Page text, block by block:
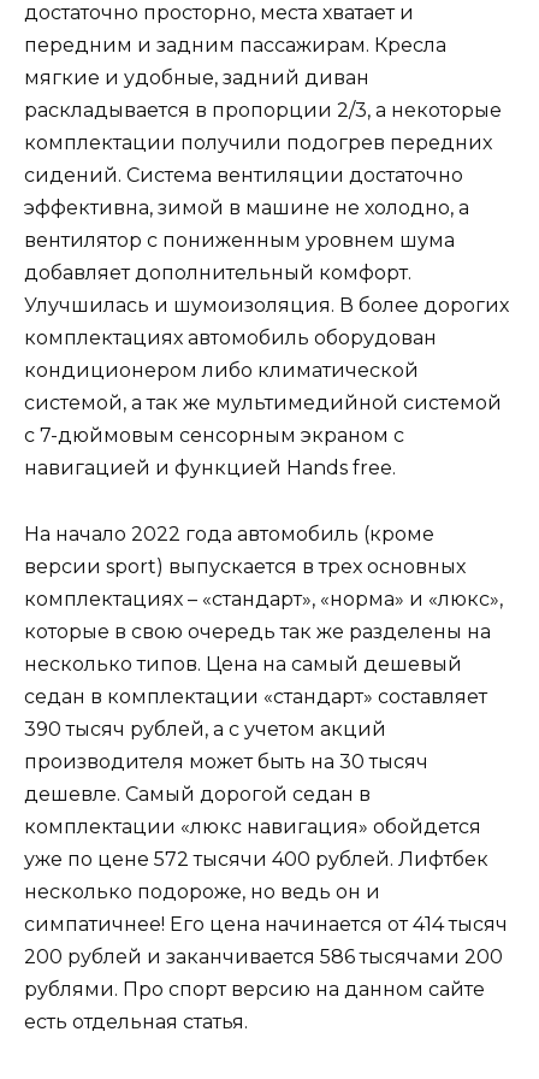
достаточно просторно, места хватает и
передним и задним пассажирам. Кресла
мягкие и удобные, задний диван
раскладывается в пропорции 2/3, а некоторые
комплектации получили подогрев передних
сидений. Система вентиляции достаточно
эффективна, зимой в машине не холодно, а
вентилятор с пониженным уровнем шума
добавляет дополнительный комфорт.
Улучшилась и шумоизоляция. В более дорогих
комплектациях автомобиль оборудован
кондиционером либо климатической
системой, а так же мультимедийной системой
с 7-дюймовым сенсорным экраном с
навигацией и функцией Hands free.
На начало 2022 года автомобиль (кроме
версии sport) выпускается в трех основных
комплектациях – «стандарт», «норма» и «люкс»,
которые в свою очередь так же разделены на
несколько типов. Цена на самый дешевый
седан в комплектации «стандарт» составляет
390 тысяч рублей, а с учетом акций
производителя может быть на 30 тысяч
дешевле. Самый дорогой седан в
комплектации «люкс навигация» обойдется
уже по цене 572 тысячи 400 рублей. Лифтбек
несколько подороже, но ведь он и
симпатичнее! Его цена начинается от 414 тысяч
200 рублей и заканчивается 586 тысячами 200
рублями. Про спорт версию на данном сайте
есть отдельная статья.